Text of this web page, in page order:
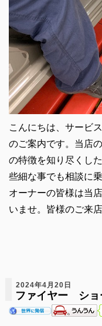
こんにちは、サービ
のご案内です。当店
の特徴を知り尽くし
些細な事でも相談に
オーナーの皆様は当
いませ。皆様のご来
2024年4月20日
ファイヤー ショ